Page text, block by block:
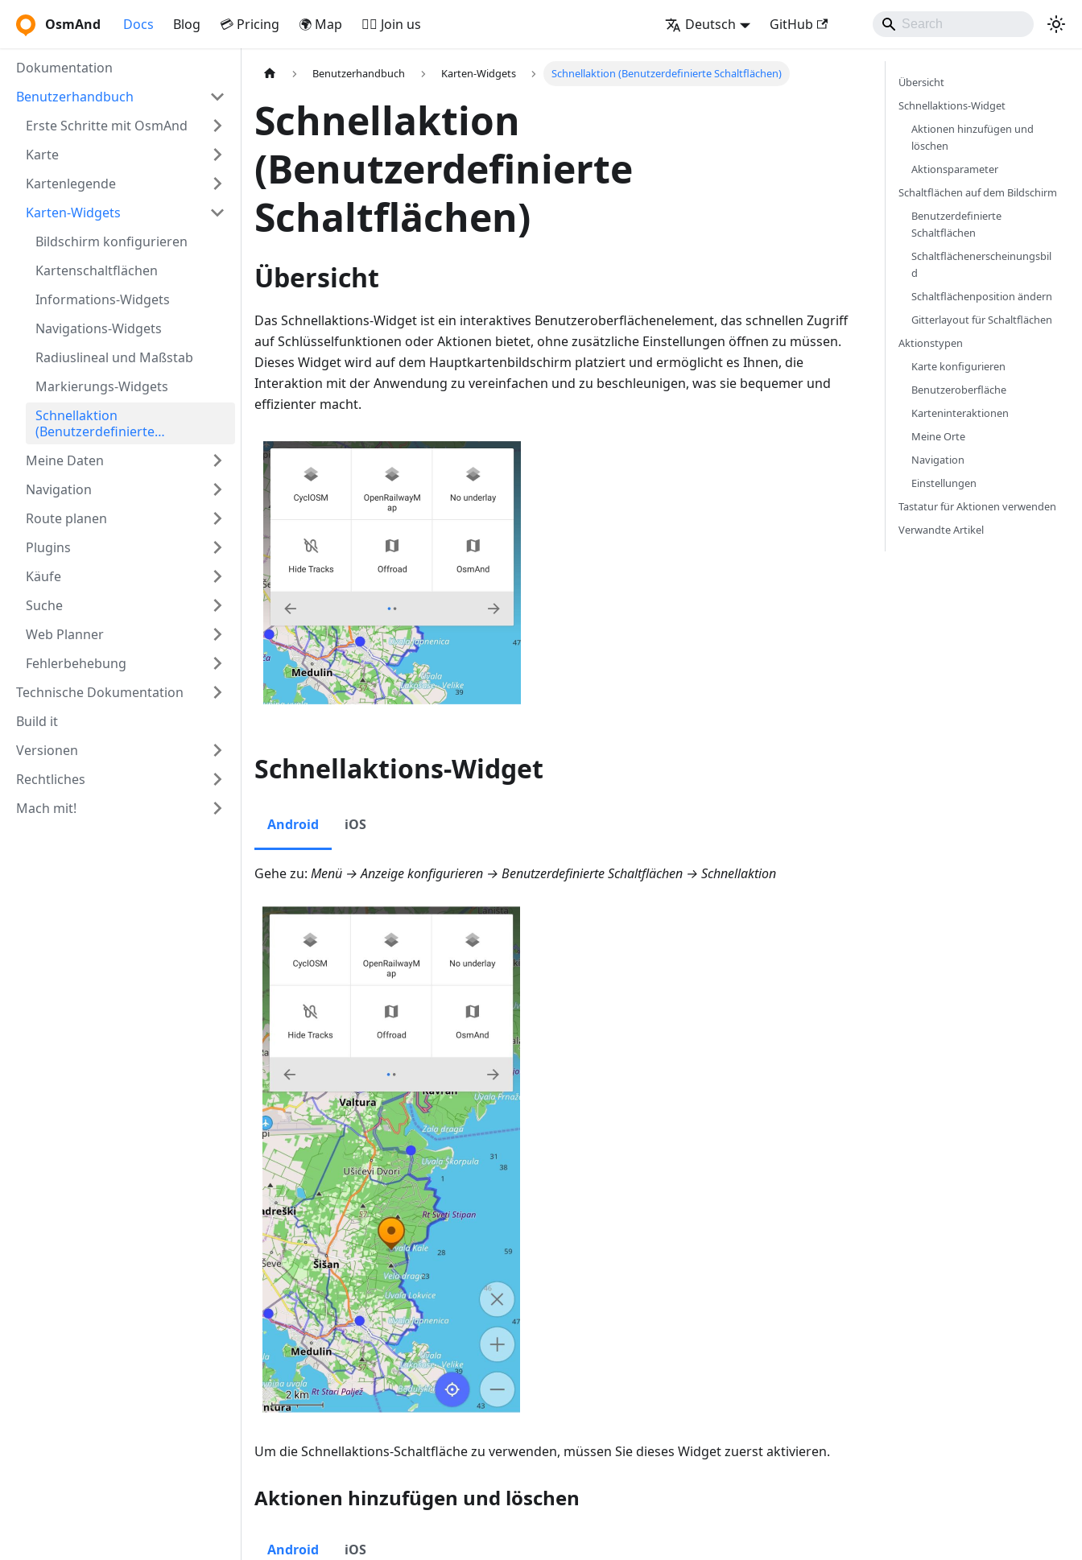
OsmAnd Docs Blog 💳 Pricing 🌍 Map 🚵‍♂️ Join us Deutsch GitHub
Dokumentation
Benutzerhandbuch
Erste Schritte mit OsmAnd
Karte
Kartenlegende
Karten-Widgets
Bildschirm konfigurieren
Kartenschaltflächen
Informations-Widgets
Navigations-Widgets
Radiuslineal und Maßstab
Markierungs-Widgets
Schnellaktion
(Benutzerdefinierte
Meine Daten
Navigation
Route planen
Plugins
Käufe
Suche
Web Planner
Fehlerbehebung
Technische Dokumentation
Build it
Versionen
Rechtliches
Mach mit!
Benutzerhandbuch Karten-Widgets Schnellaktion (Benutzerdefinierte Schaltflächen)
Schnellaktion
(Benutzerdefinierte
Schaltflächen)
Übersicht
Das Schnellaktions-Widget ist ein interaktives Benutzeroberflächenelement, das schnellen Zugriff
auf Schlüsselfunktionen oder Aktionen bietet, ohne zusätzliche Einstellungen öffnen zu müssen.
Dieses Widget wird auf dem Hauptkartenbildschirm platziert und ermöglicht es Ihnen, die
Interaktion mit der Anwendung zu vereinfachen und zu beschleunigen, was sie bequemer und
effizienter macht.
Schnellaktions-Widget
Android iOS
Gehe zu: Menü → Anzeige konfigurieren → Benutzerdefinierte Schaltflächen → Schnellaktion
Um die Schnellaktions-Schaltfläche zu verwenden, müssen Sie dieses Widget zuerst aktivieren.
Aktionen hinzufügen und löschen
Android iOS
Übersicht
Schnellaktions-Widget
Aktionen hinzufügen und
löschen
Aktionsparameter
Schaltflächen auf dem Bildschirm
Benutzerdefinierte
Schaltflächen
Schaltflächenerscheinungsbil
d
Schaltflächenposition ändern
Gitterlayout für Schaltflächen
Aktionstypen
Karte konfigurieren
Benutzeroberfläche
Karteninteraktionen
Meine Orte
Navigation
Einstellungen
Tastatur für Aktionen verwenden
Verwandte Artikel